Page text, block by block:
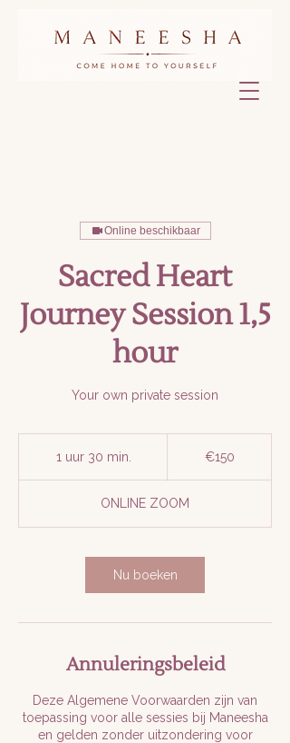
Online beschikbaar
Sacred Heart
Journey Session 1,5
hour
Your own private session
1 uur 30 min.
3
0
i
n
.
€150
ONLINE ZOOM
Nu boeken
Annuleringsbeleid
Deze Algemene Voorwaarden zijn van
toepassing voor alle sessies bij Maneesha
en gelden zonder uitzondering voor